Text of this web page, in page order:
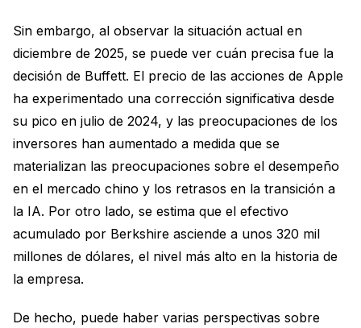
Sin embargo, al observar la situación actual en
diciembre de 2025, se puede ver cuán precisa fue la
decisión de Buffett. El precio de las acciones de Apple
ha experimentado una corrección significativa desde
su pico en julio de 2024, y las preocupaciones de los
inversores han aumentado a medida que se
materializan las preocupaciones sobre el desempeño
en el mercado chino y los retrasos en la transición a
la IA. Por otro lado, se estima que el efectivo
acumulado por Berkshire asciende a unos 320 mil
millones de dólares, el nivel más alto en la historia de
la empresa.
De hecho, puede haber varias perspectivas sobre